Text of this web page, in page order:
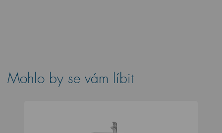
Mohlo by se vám líbit